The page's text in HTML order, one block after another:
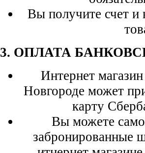
Вы получите счет
3. ОПЛАТА
Интернет
Новгороде может
карту
Вы можете
забронированные